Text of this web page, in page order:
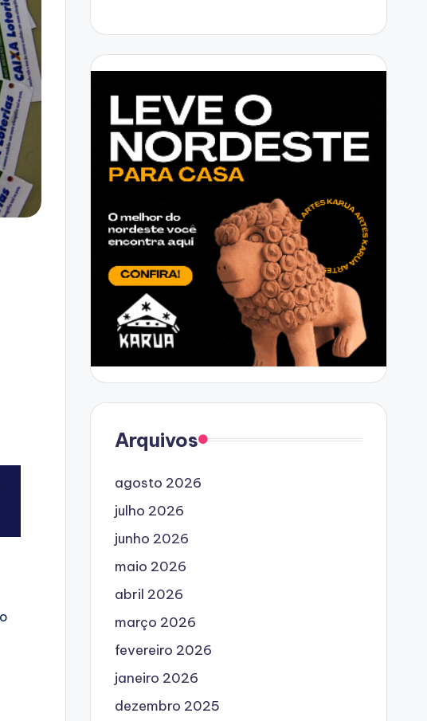
Arquivos
agosto 2026
julho 2026
junho 2026
maio 2026
abril 2026
março 2026
fevereiro 2026
janeiro 2026
dezembro 2025